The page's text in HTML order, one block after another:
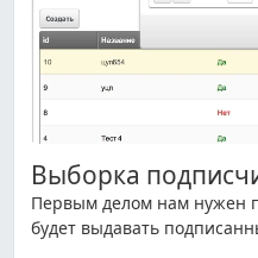
Выборка
Первым делом нам нужен
будет выдавать